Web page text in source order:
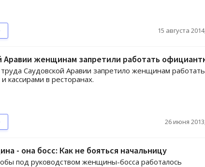
15 августа
Аравии женщинам запретили работать
Саудовской Аравии запретило женщинам работать
кассирами в ресторанах.
26 июня
- она босс: Как не бояться начальницу
под руководством женщины-босса работалось